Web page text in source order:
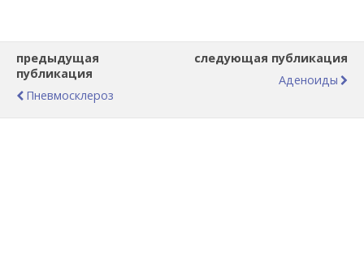
предыдущая
публикация
Пневмосклероз
следующая публикация
Аденоиды